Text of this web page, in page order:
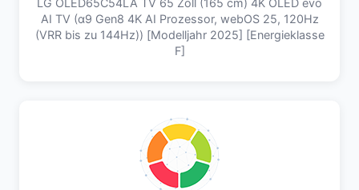
LG OLED65C54LA TV 65 Zoll (165 cm) 4K OLED evo
AI TV (α9 Gen8 4K AI Prozessor, webOS 25, 120Hz
(VRR bis zu 144Hz)) [Modelljahr 2025] [Energieklasse
F]